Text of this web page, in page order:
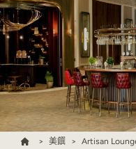
美饌 Artisan